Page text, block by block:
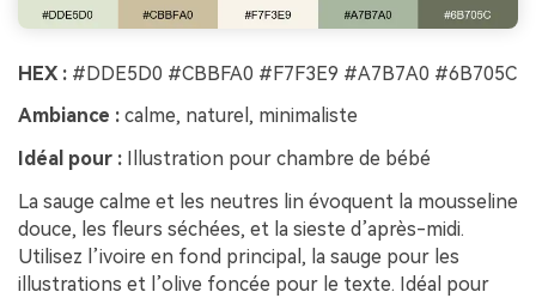
HEX : #DDE5D0 #CBBFA0 #F7F3E9 #A7B7A0 #6B705C
Ambiance : calme, naturel, minimaliste
Idéal pour : Illustration pour chambre de bébé
La sauge calme et les neutres lin évoquent la mousseline
douce, les fleurs séchées, et la sieste d’après-midi.
Utilisez l’ivoire en fond principal, la sauge pour les
illustrations et l’olive foncée pour le texte. Idéal pour